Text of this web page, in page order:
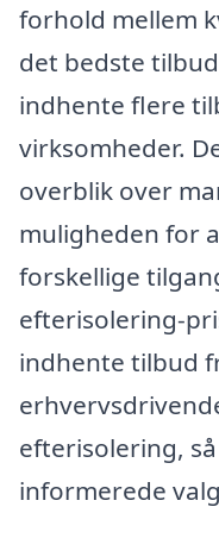
forhold mellem
det bedste
indhente flere
virksomheder.
overblik over
muligheden for
forskellige
efterisolering-
indhente tilbud
efterisolering,
informerede